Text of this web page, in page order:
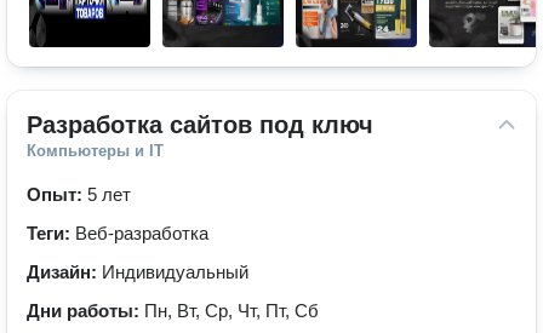
Разработка сайтов под ключ
Компьютеры и IT
Опыт: 5 лет
Теги: Веб-разработка
Дизайн: Индивидуальный
Дни работы: Пн, Вт, Ср, Чт, Пт, Сб